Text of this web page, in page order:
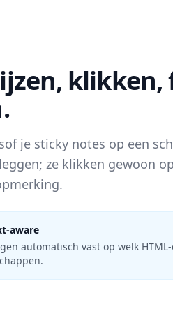
klikken,
je sticky notes op een
ze klikken gewoon
aware
automatisch vast op welk